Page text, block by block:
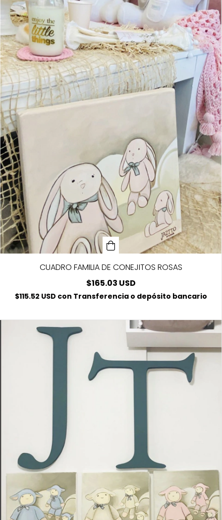
CUADRO FAMILIA DE CONEJITOS ROSAS
$165.03 USD
$115.52 USD con Transferencia o depósito bancario